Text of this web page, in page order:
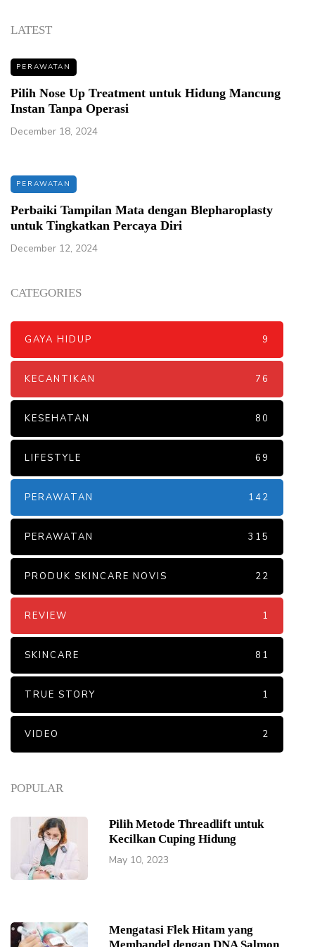
POPULAR
Pilih Metode Threadlift untuk
Kecilkan Cuping Hidung
May 10, 2023
Mengatasi Flek Hitam yang
Membandel dengan DNA Salmon
LATEST
PERAWATAN
Pilih Nose Up Treatment untuk Hidung Mancung
Instan Tanpa Operasi
December 18, 2024
PERAWATAN
Perbaiki Tampilan Mata dengan Blepharoplasty
untuk Tingkatkan Percaya Diri
December 12, 2024
CATEGORIES
GAYA HIDUP 9
KECANTIKAN 76
KESEHATAN 80
LIFESTYLE 69
PERAWATAN 142
PERAWATAN 315
PRODUK SKINCARE NOVIS 22
REVIEW 1
SKINCARE 81
TRUE STORY 1
VIDEO 2